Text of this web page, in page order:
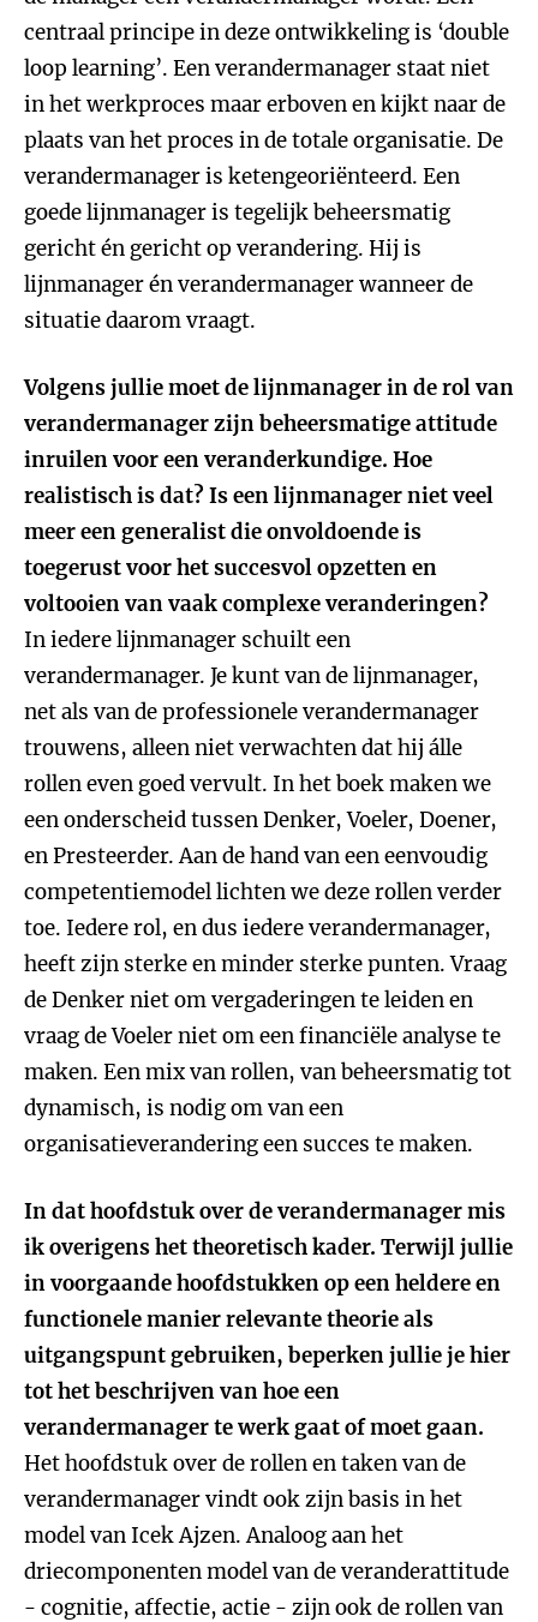
centraal principe in deze ontwikkeling is ‘double
loop learning’. Een verandermanager staat niet
in het werkproces maar erboven en kijkt naar de
plaats van het proces in de totale organisatie. De
verandermanager is ketengeoriënteerd. Een
goede lijnmanager is tegelijk beheersmatig
gericht én gericht op verandering. Hij is
lijnmanager én verandermanager wanneer de
situatie daarom vraagt.
Volgens jullie moet de lijnmanager in de rol van
verandermanager zijn beheersmatige attitude
inruilen voor een veranderkundige. Hoe
realistisch is dat? Is een lijnmanager niet veel
meer een generalist die onvoldoende is
toegerust voor het succesvol opzetten en
voltooien van vaak complexe veranderingen?
In iedere lijnmanager schuilt een
verandermanager. Je kunt van de lijnmanager,
net als van de professionele verandermanager
trouwens, alleen niet verwachten dat hij álle
rollen even goed vervult. In het boek maken we
een onderscheid tussen Denker, Voeler, Doener,
en Presteerder. Aan de hand van een eenvoudig
competentiemodel lichten we deze rollen verder
toe. Iedere rol, en dus iedere verandermanager,
heeft zijn sterke en minder sterke punten. Vraag
de Denker niet om vergaderingen te leiden en
vraag de Voeler niet om een financiële analyse te
maken. Een mix van rollen, van beheersmatig tot
dynamisch, is nodig om van een
organisatieverandering een succes te maken.
In dat hoofdstuk over de verandermanager mis
ik overigens het theoretisch kader. Terwijl jullie
in voorgaande hoofdstukken op een heldere en
functionele manier relevante theorie als
uitgangspunt gebruiken, beperken jullie je hier
tot het beschrijven van hoe een
verandermanager te werk gaat of moet gaan.
Het hoofdstuk over de rollen en taken van de
verandermanager vindt ook zijn basis in het
model van Icek Ajzen. Analoog aan het
driecomponenten model van de veranderattitude
- cognitie, affectie, actie - zijn ook de rollen van